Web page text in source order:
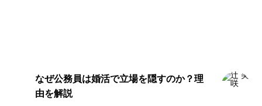
なぜ公務員は婚活で立場を隠すのか？理
由を解説